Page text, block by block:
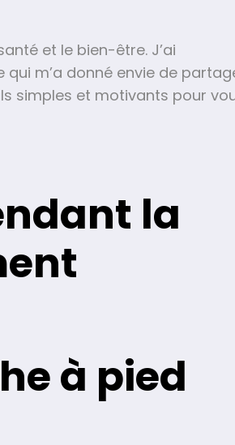
et le bien-être. J’ai
m’a donné envie de
simples et motivants pour
la
à pied